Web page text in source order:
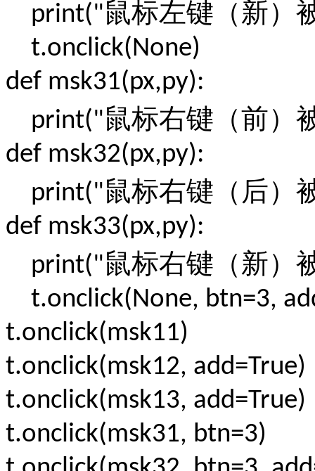
print("鼠标左键（新）
t.onclick(None)
def msk31(px,py):
print("鼠标右键（前）
def msk32(px,py):
print("鼠标右键（后）
def msk33(px,py):
print("鼠标右键（新）
t.onclick(None, btn=3,
t.onclick(msk11)
t.onclick(msk12, add=True)
t.onclick(msk13, add=True)
t.onclick(msk31, btn=3)